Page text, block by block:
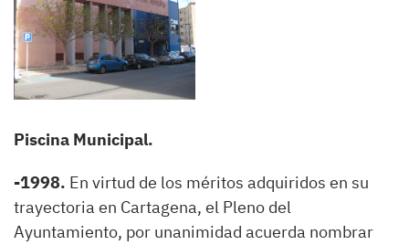
Piscina Municipal.
-1998. En virtud de los méritos adquiridos en su
trayectoria en Cartagena, el Pleno del
Ayuntamiento, por unanimidad acuerda nombrar